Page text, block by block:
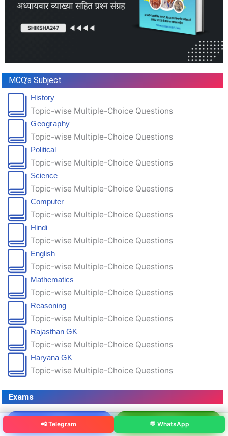
MCQ’s Subject
History
Topic-wise Multiple-Choice Questions
Geography
Topic-wise Multiple-Choice Questions
Political
Topic-wise Multiple-Choice Questions
Science
Topic-wise Multiple-Choice Questions
Computer
Topic-wise Multiple-Choice Questions
Hindi
Topic-wise Multiple-Choice Questions
English
Topic-wise Multiple-Choice Questions
Mathematics
Topic-wise Multiple-Choice Questions
Reasoning
Topic-wise Multiple-Choice Questions
Rajasthan GK
Topic-wise Multiple-Choice Questions
Haryana GK
Topic-wise Multiple-Choice Questions
Exams
SSC HSSC
📲 Telegram 💬 WhatsApp